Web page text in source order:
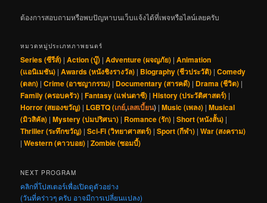
ต้องการสอบถามหรือพบปัญหาบนเว็บแจ้งได้ที่เพจหรือไลน์เลยครับ
หมวดหมู่ประเภทภาพยนตร์
Series (ซีรีส์) |Action (บู๊) |Adventure (ผจญภัย) |Animation
(แอนิเมชัน) |Awards (หนังชิงรางวัล) | Biography (ชีวประวัติ) |Comedy
(ตลก) |Crime (อาชญากรรม) | Documentary (สารคดี) | Drama (ชีวิต) |
Family (ครอบครัว) |Fantasy (แฟนตาซี) |History (ประวัติศาสตร์) |
Horror (สยองขวัญ) | LGBTQ (เกย์,เลสเบี้ยน) |Music (เพลง) |Musical
(มิวสิคัล) |Mystery (ปมปริศนา) | Romance (รัก) |Short (หนังสั้น) |
Thriller (ระทึกขวัญ) |Sci-Fi (วิทยาศาสตร์) |Sport (กีฬา) |War (สงคราม)
|Western (คาวบอย) |Zombie (ซอมบี้)
NEXT PROGRAM
คลิกที่โปสเตอร์เพื่อเปิดดูตัวอย่าง
(วันที่คร่าวๆ ครับ อาจมีการเปลี่ยนแปลง)